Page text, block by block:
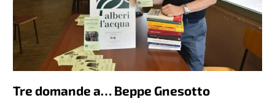
Tre domande a… Beppe Gnesotto